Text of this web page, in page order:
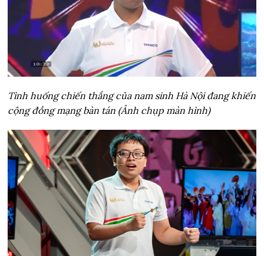
Tình huống chiến thắng của nam sinh Hà Nội đang khiến
cộng đồng mạng bàn tán (Ảnh chụp màn hình)